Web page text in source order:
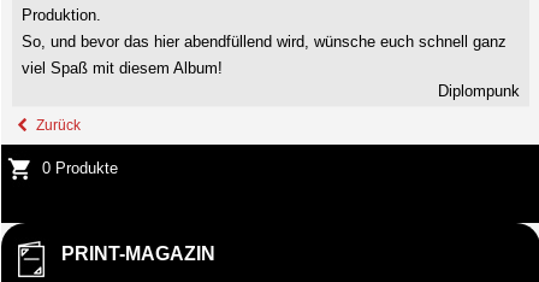
Produktion.
So, und bevor das hier abendfüllend wird, wünsche euch schnell ganz
viel Spaß mit diesem Album!
Diplompunk
Zurück
0 Produkte
PRINT-MAGAZIN